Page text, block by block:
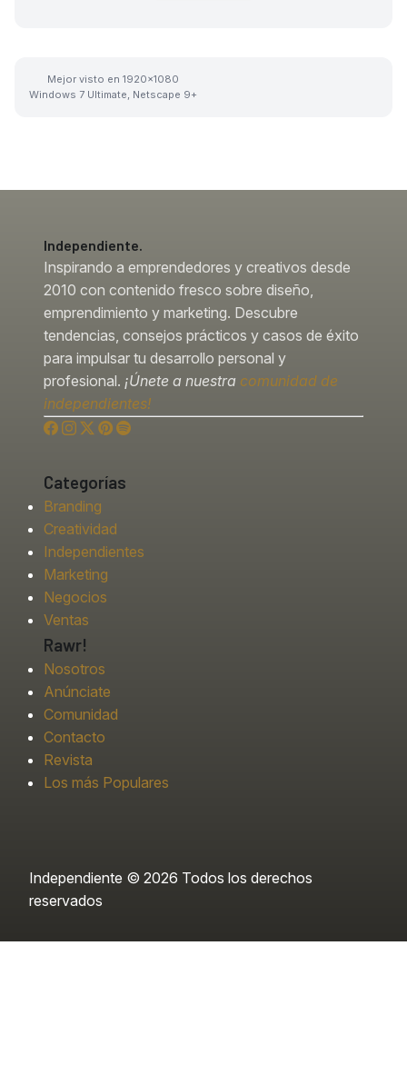
Mejor visto en 1920x1080
Windows 7 Ultimate, Netscape 9+
Independiente.
Inspirando a emprendedores y creativos desde
2010 con contenido fresco sobre diseño,
emprendimiento y marketing. Descubre
tendencias, consejos prácticos y casos de éxito
para impulsar tu desarrollo personal y
profesional. ¡Únete a nuestra comunidad de
independientes!
Categorías
Branding
Creatividad
Independientes
Marketing
Negocios
Ventas
Rawr!
Nosotros
Anúnciate
Comunidad
Contacto
Revista
Los más Populares
Independiente © 2026 Todos los derechos
reservados